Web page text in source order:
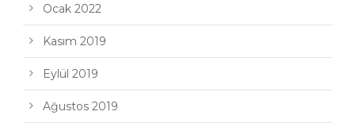
Ocak 2022
Kasım 2019
Eylül 2019
Ağustos 2019